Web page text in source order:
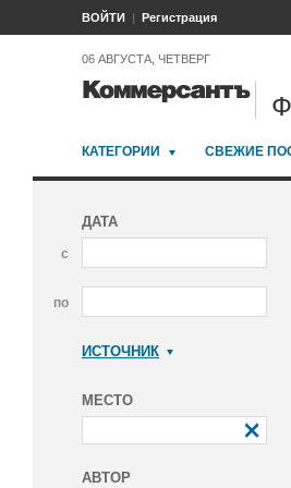
ВОЙТИ Регистрация
06 АВГУСТА, ЧЕТВЕРГ
КАТЕГОРИИ СВЕЖИЕ
ДАТА
с
по
ИСТОЧНИК
МЕСТО
АВТОР